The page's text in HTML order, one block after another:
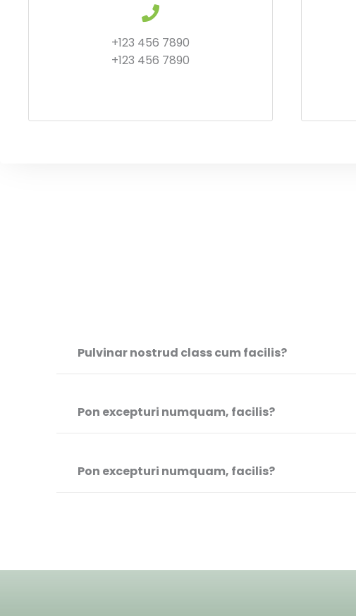
+123 456 7890
+123 456 7890
Pulvinar nostrud class cum facilis?
Pon excepturi numquam, facilis?
Pon excepturi numquam, facilis?